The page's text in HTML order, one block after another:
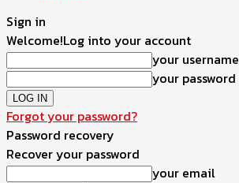
Sign in
Welcome!Log into your account
your username
your password
Forgot your password?
Password recovery
Recover your password
your email